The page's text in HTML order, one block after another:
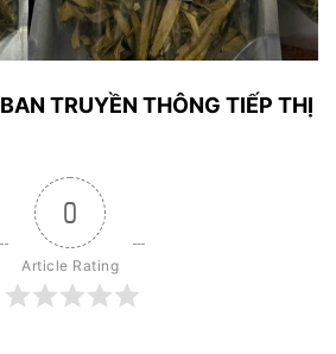
BAN TRUYỀN THÔNG TIẾP THỊ
0
Article Rating